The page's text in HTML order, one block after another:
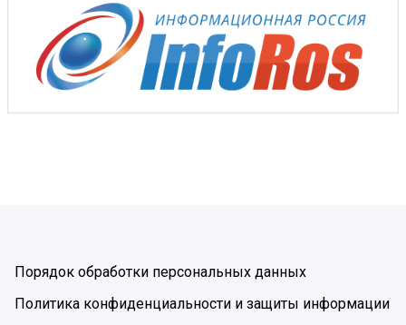
Порядок обработки персональных данных
Политика конфиденциальности и защиты информации